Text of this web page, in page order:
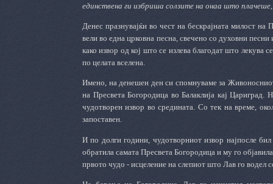
единствена ги избриша солзите на онаа што
Денес празнувајќи во чест на бескрајната милост
вели во една црковна песна свечено со духовни песни
како извор од кој што се излева благодат што лекува
по целата вселена.
Имено, на денешен ден си спомнуваме за
на Пресвета Богородица во Балаклија кај
чудотворен извор во средината. Со тек на време,
запоставен.
И по долги години, чудотворниот извор најпосле
обратила самата Пресвета Богородица и му го
првото чудо - исцеление на слепиот што Лав го водел